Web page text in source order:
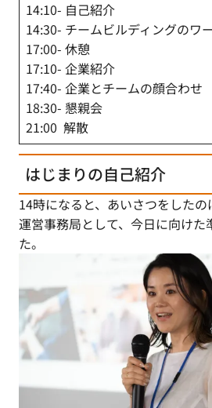
14:10- 自己紹介
14:30- チームビルディングのワ
17:00- 休憩
17:10- 企業紹介
17:40- 企業とチームの顔合わせ
18:30- 懇親会
21:00 解散
はじまりの自己紹介
14時になると、あいさつをしたの
運営事務局として、今日に向けた
た。